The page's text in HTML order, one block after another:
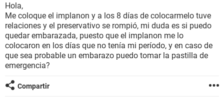
SEXUALIDAD
GLOSARIO
Hola,
Me coloque el implanon y a los 8 días de colocarmelo tuve
relaciones y el preservativo se rompió, mi duda es si puedo
quedar embarazada, puesto que el implanon me lo
colocaron en los días que no tenía mi período, y en caso de
que sea probable un embarazo puedo tomar la pastilla de
emergencia?
Compartir